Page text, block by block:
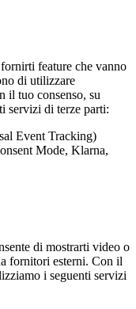
feature che vanno
di utilizzare
il tuo consenso, su
servizi di terze parti:
Event Tracking)
Mode, Klarna,
di mostrarti video o
fornitori esterni. Con il
i seguenti servizi